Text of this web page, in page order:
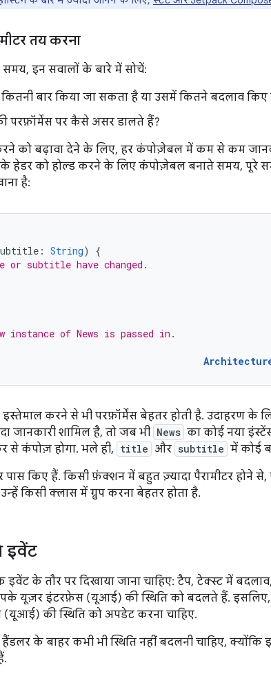
तय करना
इन सवालों के बारे में सोचें:
बार किया जा सकता है या उसमें कितने बदलाव
परफ़ॉर्मेंस पर कैसे असर डालते हैं?
को बढ़ावा देने के लिए, हर कंपोज़ेबल में कम से कम
हेडर को होल्ड करने के लिए कंपोज़ेबल बनाते समय, पूरे
है:
: String)
{
or subtitle have changed.
instance of News is passed in.
करने से भी परफ़ॉर्मेंस बेहतर होती है. उदाहरण के
जानकारी शामिल है, तो जब भी News का कोई नया
से कंपोज़ होगा. भले ही, title और subtitle में कोई
किए हैं. किसी फ़ंक्शन में बहुत ज़्यादा पैरामीटर होने
किसी क्लास में ग्रुप करना बेहतर होता है.
इवेंट
के तौर पर दिखाया जाना चाहिए: टैप, टेक्स्ट में
यूज़र इंटरफ़ेस (यूआई) की स्थिति को बदलते हैं. इसलिए,
की स्थिति को अपडेट करना चाहिए.
के बाहर कभी भी स्थिति नहीं बदलनी चाहिए,